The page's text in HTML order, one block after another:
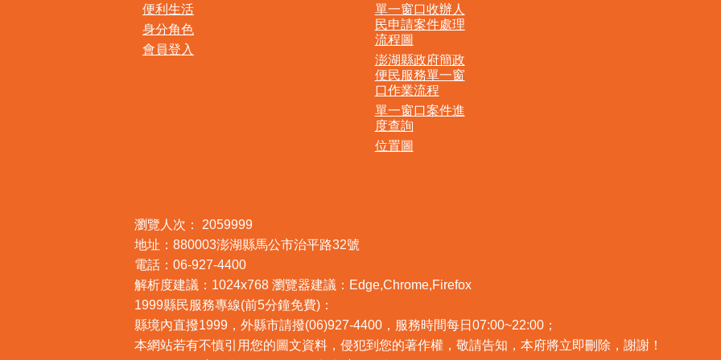
便利生活
身分角色
會員登入
單一窗口收辦人
民申請案件處理
流程圖
澎湖縣政府簡政
便民服務單一窗
口作業流程
單一窗口案件進
度查詢
位置圖
瀏覽人次： 2059999
地址：880003澎湖縣馬公市治平路32號
電話：06-927-4400
解析度建議：1024x768 瀏覽器建議：Edge,Chrome,Firefox
1999縣民服務專線(前5分鐘免費)：
縣境內直撥1999，外縣市請撥(06)927-4400，服務時間每日07:00~22:00；
本網站若有不慎引用您的圖文資料，侵犯到您的著作權，敬請告知，本府將立即刪除，謝謝！